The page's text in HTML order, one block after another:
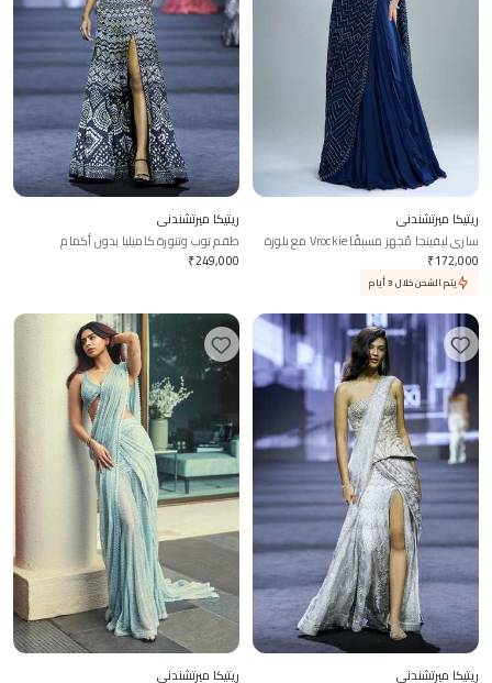
ريتيكا ميرتشندني
ساري ليفينجا مُجهز مسبقًا Vrockie مع بلوزة
₹172,000
يتم الشحن خلال 3 أيام
ريتيكا ميرتشندني
طقم توب وتنورة كاميليا بدون أكمام
₹249,000
ريتيكا ميرتشندني
ريتيكا ميرتشندني